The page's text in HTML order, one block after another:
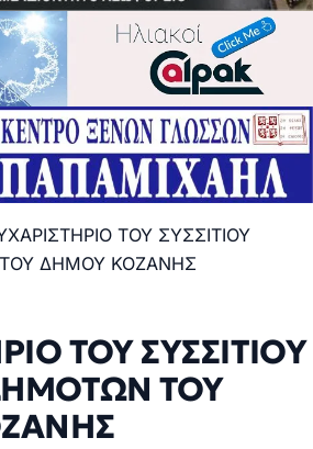
ΤΟΥ ΣΥΣΣΙΤΙΟΥ
ΔΗΜΟΥ ΚΟΖΑΝΗΣ
ΤΟΥ ΣΥΣΣΙΤΙΟΥ
ΤΟΥ